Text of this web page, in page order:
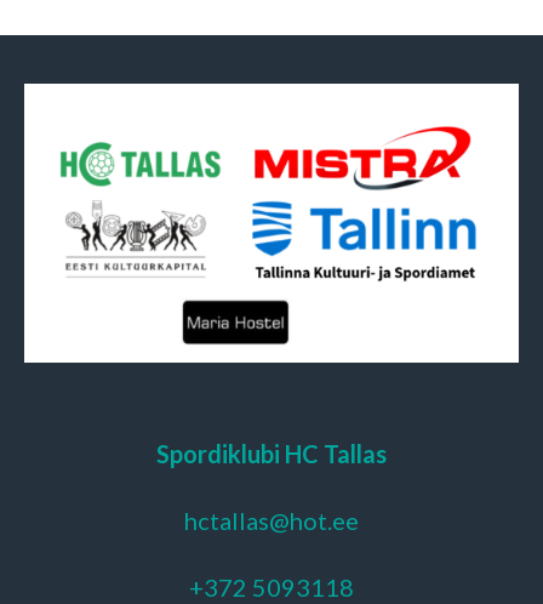
Spordiklubi HC Tallas
hctallas@hot.ee
+372 5093118